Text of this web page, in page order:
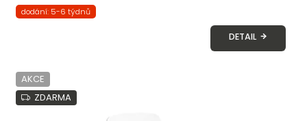
dodání: 5-6 týdnů
DETAIL
AKCE
ZDARMA